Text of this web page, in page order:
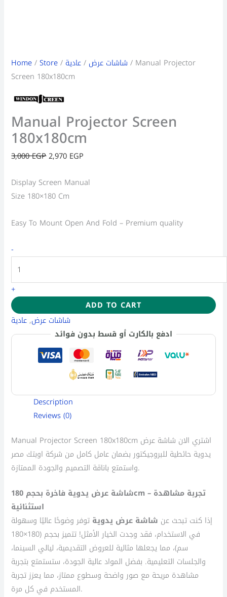
Home/Store/ شاشات عرض /عادية
/ Manual Projector
Screen 180x180cm
Manual Projector Screen
180x180cm
3,000EGP2,970 EGP
Display Screen Manual
Size 180×180 Cm
Easy To Mount Open And Fold – Premium quality
-
+
ADD TO CART
شاشات عرض,عادية
ادفع بالكارت أو قسط بدون فوائد
Description
Reviews (0)
Manual Projector Screen 180x180cm اشتري الان شاشة عرض
يدوية حائطية للبروجيكتور بضمان عامل كامل من شركة اوبتك مصر
واستمتع باناقة التصميم والجودة الممتازة.
شاشة عرض يدوية فاخرة بحجم 180cm – تجربة مشاهدة
استثنائية
إذا كنت تبحث عن شاشة عرض يدوية توفر وضوحًا عاليًا وسهولة
في الاستخدام، فقد وجدت الخيار الأمثل! تتميز بحجم (180×180
سم)، مما يجعلها مثالية للعروض التقديمية، ليالي السينما،
والجلسات التعليمية. بفضل المواد عالية الجودة، ستستمتع بتجربة
مشاهدة مريحة مع صور واضحة وسطوع ممتاز، مما يعزز تجربة
المستخدم في كل مرة.